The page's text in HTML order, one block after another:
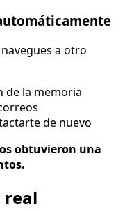
a otro
de la memoria
de nuevo
obtuvieron una
real